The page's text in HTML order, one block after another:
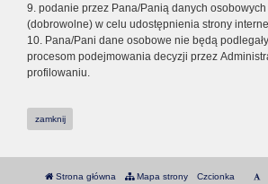
9. podanie przez Pana/Panią danych
(dobrowolne) w celu udostępnienia strony
10. Pana/Pani dane osobowe nie będą
procesom podejmowania decyzji przez
profilowaniu.
zamknij
Strona główna Mapa strony Czcionka